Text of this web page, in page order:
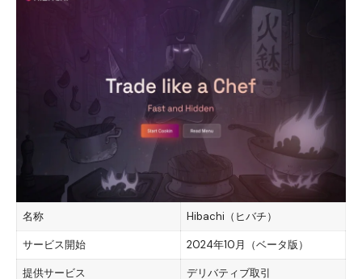
名称 Hibachi（ヒバチ）
サービス開始 2024年10月（ベータ版）
提供サービス デリバティブ取引